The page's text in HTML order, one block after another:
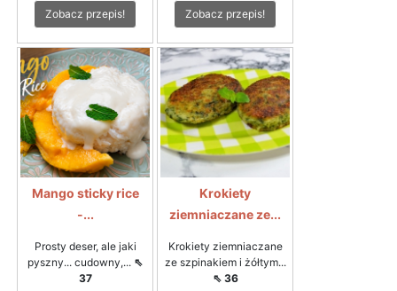
Zobacz przepis! Zobacz przepis!
Mango sticky rice
-...
Prosty deser, ale jaki
pyszny... cudowny,... ⇖
37
Krokiety
ziemniaczane ze...
Krokiety ziemniaczane
ze szpinakiem i żółtym...
⇖ 36